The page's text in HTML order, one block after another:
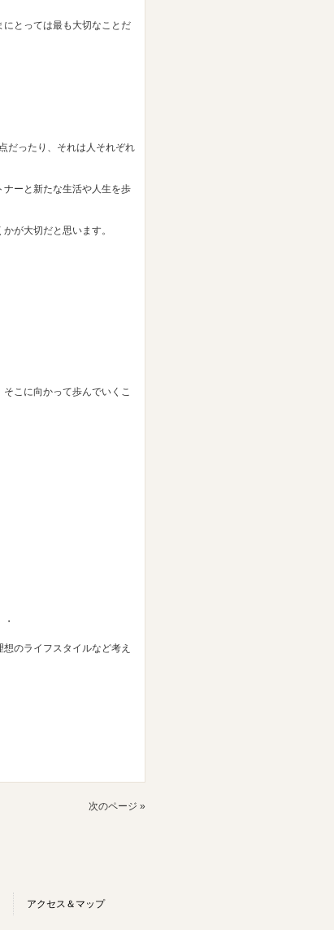
とっては最も大切なことだ
だったり、それは人それぞれ
ーと新たな生活や人生を歩
が大切だと思います。
こに向かって歩んでいくこ
のライフスタイルなど考え
次のページ »
アクセス＆マップ